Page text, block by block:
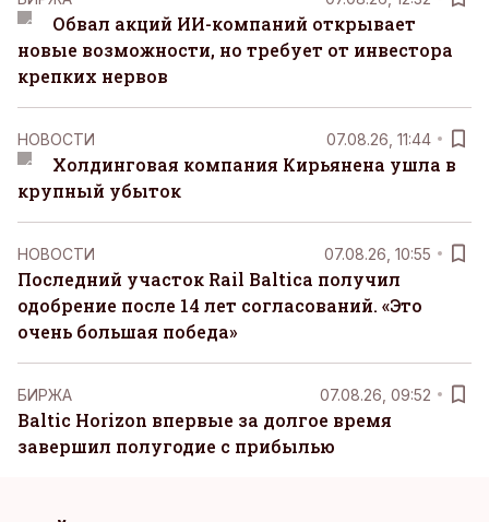
Обвал акций ИИ-компаний открывает
новые возможности, но требует от инвестора
крепких нервов
НОВОСТИ 07.08.26, 11:44
Холдинговая компания Кирьянена ушла в
крупный убыток
НОВОСТИ 07.08.26, 10:55
Последний участок Rail Baltica получил
одобрение после 14 лет согласований. «Это
очень большая победа»
БИРЖА 07.08.26, 09:52
Baltic Horizon впервые за долгое время
завершил полугодие с прибылью